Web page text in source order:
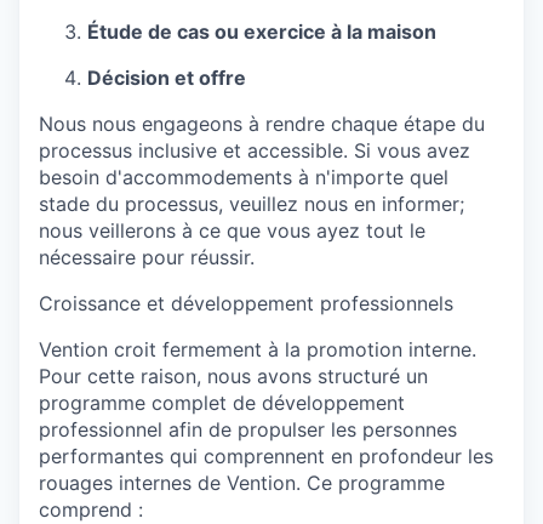
Étude de cas ou exercice à la maison
Décision et offre
Nous nous engageons à rendre chaque étape du
processus inclusive et accessible. Si vous avez
besoin d'accommodements à n'importe quel
stade du processus, veuillez nous en informer;
nous veillerons à ce que vous ayez tout le
nécessaire pour réussir.
Croissance et développement professionnels
Vention croit fermement à la promotion interne.
Pour cette raison, nous avons structuré un
programme complet de développement
professionnel afin de propulser les personnes
performantes qui comprennent en profondeur les
rouages internes de Vention. Ce programme
comprend :